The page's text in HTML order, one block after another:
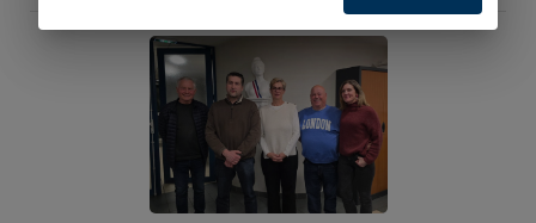
les nouveaux horaires ci-dessous. La municipalité de
Combles-en-Barrois vous remercie de votre
compréhension.